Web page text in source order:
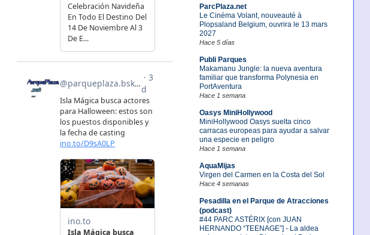
ParcPlaza.net
Le Cinéma Volant, nouveauté à
Plopsaland Belgium, ouvrira le 13 mars
2027
Hace 5 días
Publi Parques
Makamanu Jungle: la nueva aventura
familiar que transforma Polynesia en
PortAventura
Hace 1 semana
Oasys MiniHollywood
MiniHollywood Oasys suelta cinco
carracas europeas para ayudar a salvar
una especie en peligro
Hace 1 semana
AquaMijas
Virgen del Carmen en la Costa del Sol
Hace 4 semanas
Pesadilla en el Parque de Atracciones
(podcast)
#44 PARC ASTÉRIX [con JUAN
HERNANDO “TEENAGE”] - La aldea